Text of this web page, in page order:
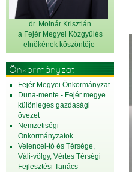
dr. Molnár Krisztián
a Fejér Megyei Közgyűlés
elnökének köszöntője
Önkormányzat
Fejér Megyei Önkormányzat
Duna-mente - Fejér megye
különleges gazdasági
övezet
Nemzetiségi
Önkormányzatok
Velencei-tó és Térsége,
Váli-völgy, Vértes Térségi
Fejlesztési Tanács